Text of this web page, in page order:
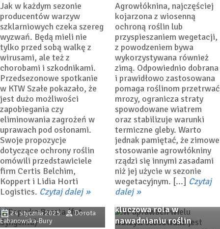
Jak w każdym sezonie
producentów warzyw
szklarniowych czeka szereg
wyzwań. Będą mieli nie
tylko przed sobą walkę z
wirusami, ale też z
chorobami i szkodnikami.
Przedsezonowe spotkanie
w KTW Szałe pokazało, że
jest dużo możliwości
zapobiegania czy
eliminowania zagrożeń w
uprawach pod osłonami.
Swoje propozycje
dotyczące ochrony roślin
omówili przedstawiciele
firm Certis Belchim,
Koppert i Lidia Horti
Logistics. Czytaj dalej
Agrowłóknina, najczęściej
kojarzona z wiosenną
ochroną roślin lub
przyspieszaniem wegetacji,
z powodzeniem bywa
wykorzystywana również
zimą. Odpowiednio dobrana
i prawidłowo zastosowana
pomaga roślinom przetrwać
mrozy, ogranicza straty
spowodowane wiatrem
oraz stabilizuje warunki
termiczne gleby. Warto
jednak pamiętać, że zimowe
stosowanie agrowłókniny
rządzi się innymi zasadami
niż jej użycie w sezonie
wegetacyjnym. [...] Czytaj
dalej
Warzywa do tuneli z oferty
firmy Syngenta –
przedplon i plon główny
24 stycznia 2025
Dorota
Łabanowska-Bury
Taśmy i linie kroplujące –
kluczowa rola w
nawadnianiu roślin